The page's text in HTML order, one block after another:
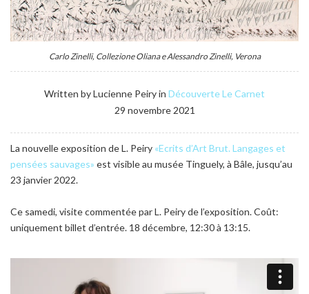
Carlo Zinelli, Collezione Oliana e Alessandro Zinelli, Verona
Written by Lucienne Peiry in DécouverteLe Carnet
29 novembre 2021
La nouvelle exposition de L. Peiry «Ecrits d’Art Brut. Langages et
pensées sauvages» est visible au musée Tinguely, à Bâle, jusqu’au
23 janvier 2022.
Ce samedi, visite commentée par L. Peiry de l’exposition. Coût:
uniquement billet d’entrée. 18 décembre, 12:30 à 13:15.